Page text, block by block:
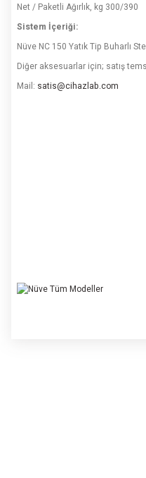
Net / Paketli Ağırlık, kg 300/390
Sistem İçeriği:
Nüve NC 150 Yatık Tip Buharlı
Diğer aksesuarlar için; satış
Mail: satis@cihazlab.com